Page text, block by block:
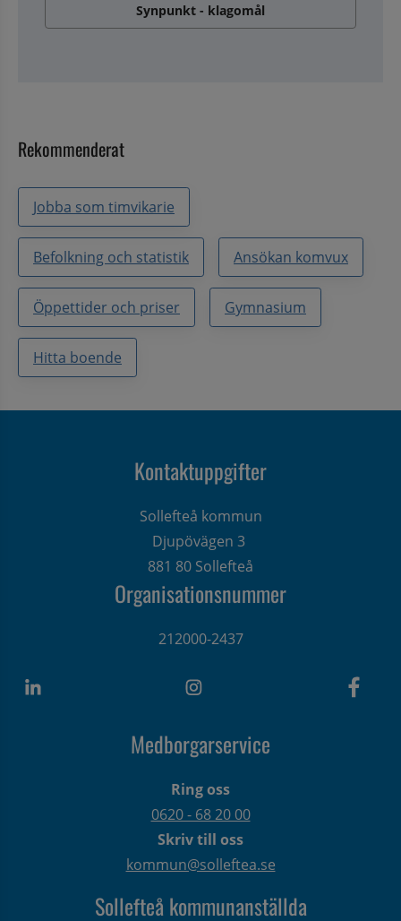
Synpunkt - klagomål
Rekommenderat
Jobba som timvikarie
Befolkning och statistik Ansökan komvux
Öppettider och priser Gymnasium
Hitta boende
Kontaktuppgifter
Sollefteå kommun
Djupövägen 3
881 80 Sollefteå
Organisationsnummer
212000-2437
Medborgarservice
Ring oss
0620 - 68 20 00
Skriv till oss
kommun@solleftea.se
Sollefteå kommunanställda